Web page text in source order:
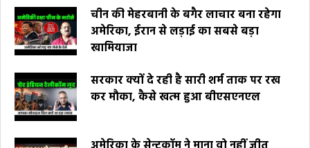
चीन की मेहरबानी के बगैर लाचार बना रहेगा
अमेरिका, ईरान से लड़ाई का सबसे बड़ा
खामियाजा
सरकार क्यों दे रही है सारी शर्म ताक पर रख
कर मौका, कैसे खत्म हुआ बीएसएनएल